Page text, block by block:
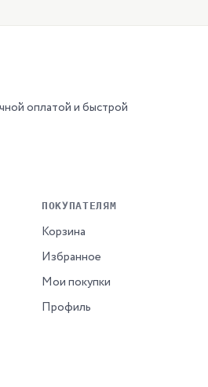
оплатой и быстрой
ПОКУПАТЕЛЯМ
Корзина
Избранное
Мои покупки
Профиль